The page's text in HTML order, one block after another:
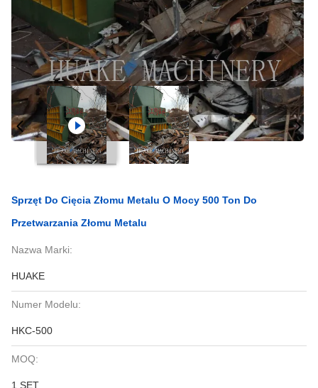
Sprzęt Do Cięcia Złomu Metalu O Mocy 500 Ton Do
Przetwarzania Złomu Metalu
Nazwa Marki:
HUAKE
Numer Modelu:
HKC-500
MOQ:
1 SET